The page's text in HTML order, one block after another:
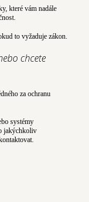
které vám nadále
to vyžaduje zákon.
chcete
za ochranu
systémy
jakýchkoliv